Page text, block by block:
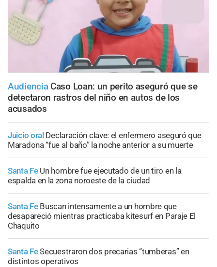
Audiencia Caso Loan: un perito aseguró que se
detectaron rastros del niño en autos de los
acusados
Juicio oral Declaración clave: el enfermero aseguró que
Maradona “fue al baño” la noche anterior a su muerte
Santa Fe Un hombre fue ejecutado de un tiro en la
espalda en la zona noroeste de la ciudad
Santa Fe Buscan intensamente a un hombre que
desapareció mientras practicaba kitesurf en Paraje El
Chaquito
Santa FeSecuestraron dos precarias “tumberas” en
distintos operativos